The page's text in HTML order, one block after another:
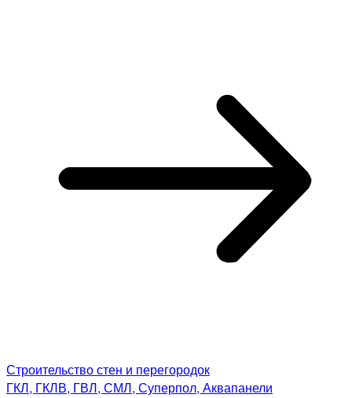
Строительство стен и перегородок
ГКЛ, ГКЛВ, ГВЛ, СМЛ, Суперпол, Аквапанели